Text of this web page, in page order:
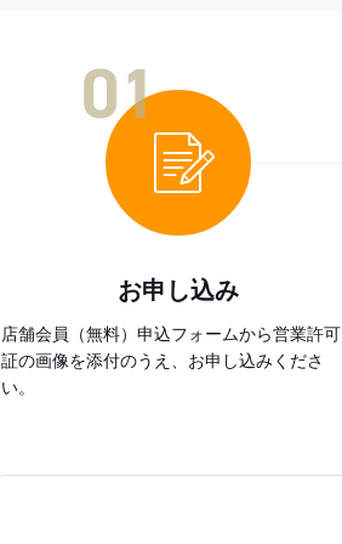
お申し込み
店舗会員（無料）申込フォームから営業許可
証の画像を添付のうえ、お申し込みくださ
い。